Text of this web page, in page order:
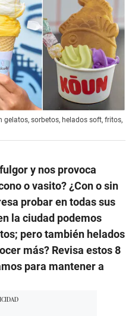
gelatos, sorbetos, helados soft, fritos,
y nos provoca
o vasito? ¿Con o sin
probar en todas sus
la ciudad podemos
pero también helados
más? Revisa estos 8
para mantener a